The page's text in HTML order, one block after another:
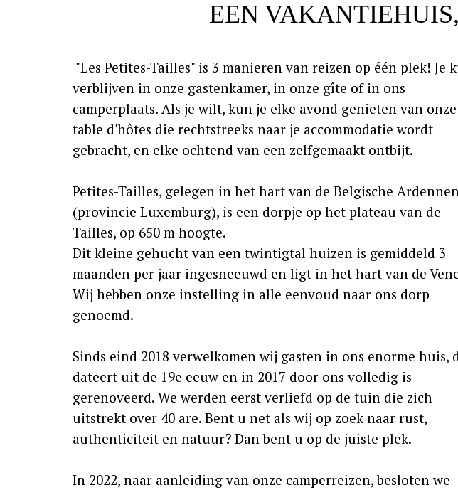
EEN
"Les Petites-Tailles" is 3 manieren van reizen op één plek! Je
verblijven in onze gastenkamer, in onze gîte of in ons
camperplaats. Als je wilt, kun je elke avond genieten van onze
table d'hôtes die rechtstreeks naar je accommodatie wordt
gebracht, en elke ochtend van een zelfgemaakt ontbijt.
Petites-Tailles, gelegen in het hart van de Belgische
(provincie Luxemburg), is een dorpje op het plateau van de
Tailles, op 650 m hoogte.
Dit kleine gehucht van een twintigtal huizen is gemiddeld 3
maanden per jaar ingesneeuwd en ligt in het hart van de
Wij hebben onze instelling in alle eenvoud naar ons dorp
genoemd.
Sinds eind 2018 verwelkomen wij gasten in ons enorme huis,
dateert uit de 19e eeuw en in 2017 door ons volledig is
gerenoveerd. We werden eerst verliefd op de tuin die zich
uitstrekt over 40 are. Bent u net als wij op zoek naar rust,
authenticiteit en natuur? Dan bent u op de juiste plek.
In 2022, naar aanleiding van onze camperreizen, besloten we